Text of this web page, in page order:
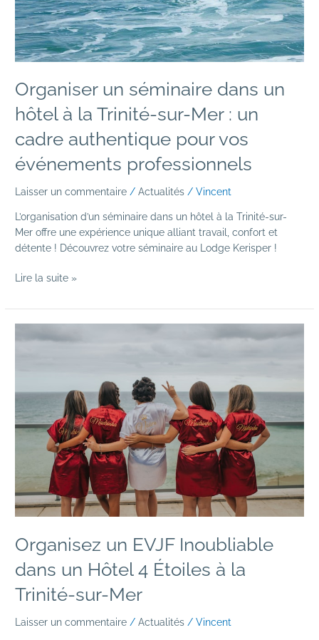
Organiser un séminaire dans un
hôtel à la Trinité-sur-Mer : un
cadre authentique pour vos
événements professionnels
Laisser un commentaire /Actualités /Vincent
L’organisation d’un séminaire dans un hôtel à la Trinité-sur-
Mer offre une expérience unique alliant travail, confort et
détente ! Découvrez votre séminaire au Lodge Kerisper !
Mer
:
un
cadre
pour
événements
professionnels
Lire la suite »
Organisez un EVJF Inoubliable
dans un Hôtel 4 Étoiles à la
Trinité-sur-Mer
Laisser un commentaire /Actualités /Vincent
dans
un
Hôtel
Trinité-
sur-